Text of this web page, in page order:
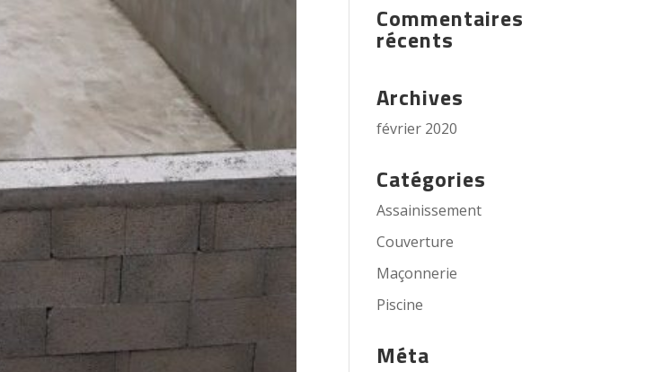
Commentaires
récents
Archives
février 2020
Catégories
Assainissement
Couverture
Maçonnerie
Piscine
Méta